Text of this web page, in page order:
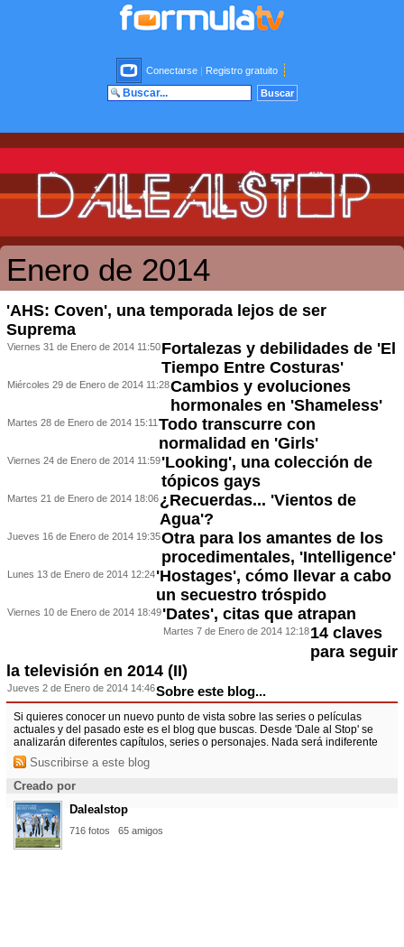
Conectarse | Registro gratuito
Enero de 2014
'AHS: Coven', una temporada lejos de ser
Suprema
Viernes 31 de Enero de 2014 11:50Fortalezas y debilidades de 'El
Tiempo Entre Costuras'
Miércoles 29 de Enero de 2014 11:28Cambios y evoluciones
hormonales en 'Shameless'
Martes 28 de Enero de 2014 15:11 Todo transcurre con
normalidad en 'Girls'
Viernes 24 de Enero de 2014 11:59'Looking', una colección de
tópicos gays
Martes 21 de Enero de 2014 18:06¿Recuerdas... 'Vientos de
Agua'?
Jueves 16 de Enero de 2014 19:35Otra para los amantes de los
procedimentales, 'Intelligence'
Lunes 13 de Enero de 2014 12:24'Hostages', cómo llevar a cabo
un secuestro tróspido
Viernes 10 de Enero de 2014 18:49'Dates', citas que atrapan
Martes 7 de Enero de 2014 12:1814 claves
para seguir
la televisión en 2014 (II)
Jueves 2 de Enero de 2014 14:46Sobre este blog...
Si quieres conocer un nuevo punto de vista sobre las series o películas
actuales y del pasado este es el blog que buscas. Desde 'Dale al Stop' se
analizarán diferentes capítulos, series o personajes. Nada será indiferente
Suscribirse a este blog
Creado por
Dalealstop
716 fotos 65 amigos